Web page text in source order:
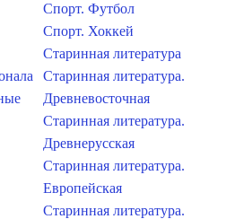
Спорт. Футбол
Спорт. Хоккей
Старинная литература
Старинная литература.
Древневосточная
Старинная литература.
Древнерусская
Старинная литература.
Европейская
Старинная литература.